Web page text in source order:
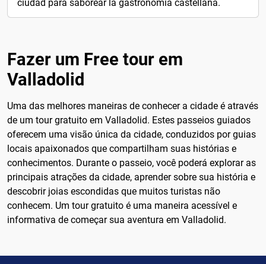
ciudad para saborear la gastronomía castellana.
Fazer um Free tour em
Valladolid
Uma das melhores maneiras de conhecer a cidade é através
de um tour gratuito em Valladolid. Estes passeios guiados
oferecem uma visão única da cidade, conduzidos por guias
locais apaixonados que compartilham suas histórias e
conhecimentos. Durante o passeio, você poderá explorar as
principais atrações da cidade, aprender sobre sua história e
descobrir joias escondidas que muitos turistas não
conhecem. Um tour gratuito é uma maneira acessível e
informativa de começar sua aventura em Valladolid.